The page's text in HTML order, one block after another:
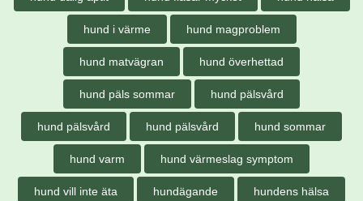
hund i värme hund magproblem
hund matvägran hund överhettad
hund päls sommar hund pälsvård
hund pälsvård hund pälsvård hund sommar
hund varm hund värmeslag symptom
hund vill inte äta hundägande hundens hälsa